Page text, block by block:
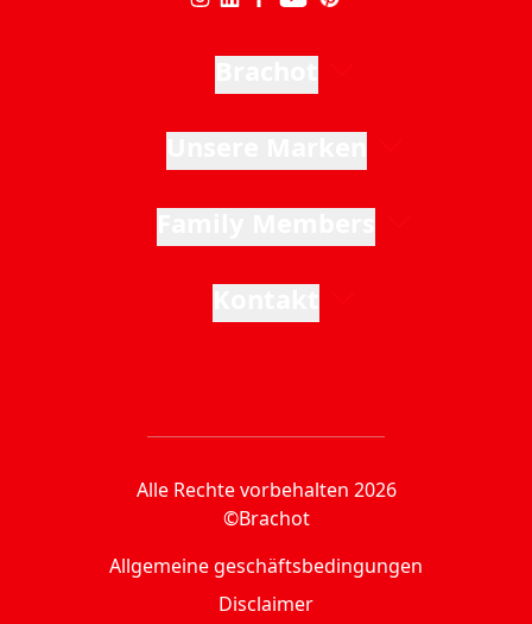
Alle Rechte vorbehalten 2026
©Brachot
Allgemeine geschäftsbedingungen
Disclaimer